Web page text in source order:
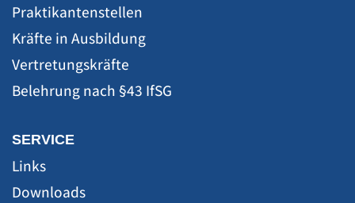
Praktikantenstellen
Kräfte in Ausbildung
Vertretungskräfte
Belehrung nach §43 IfSG
SERVICE
Links
Downloads